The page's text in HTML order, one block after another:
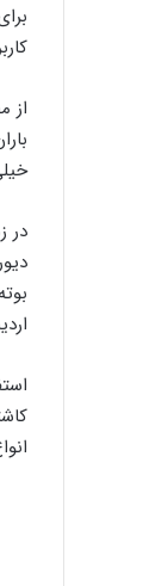
از
خيلی
در